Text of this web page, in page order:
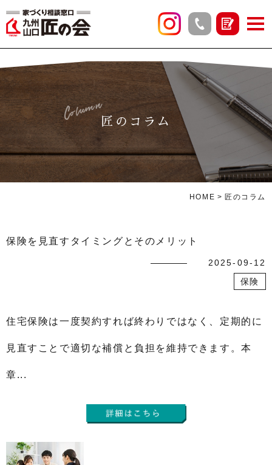
匠のコラム
Column
HOME 匠のコラム
保険を見直すタイミングとそのメリット
2025-09-12
保険
住宅保険は一度契約すれば終わりではなく、定期的に
見直すことで適切な補償と負担を維持できます。本
章...